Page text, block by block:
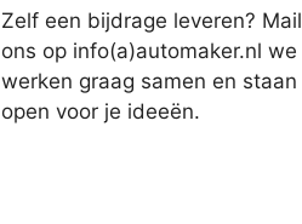
Zelf een bijdrage leveren? Mail
ons op info(a)automaker.nl we
werken graag samen en staan
open voor je ideeën.